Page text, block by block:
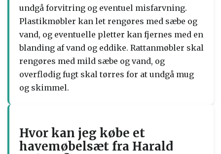
undgå forvitring og eventuel misfarvning.
Plastikmøbler kan let rengøres med sæbe og
vand, og eventuelle pletter kan fjernes med en
blanding af vand og eddike. Rattanmøbler skal
rengøres med mild sæbe og vand, og
overflødig fugt skal tørres for at undgå mug
og skimmel.
Hvor kan jeg købe et
havemøbelsæt fra Harald